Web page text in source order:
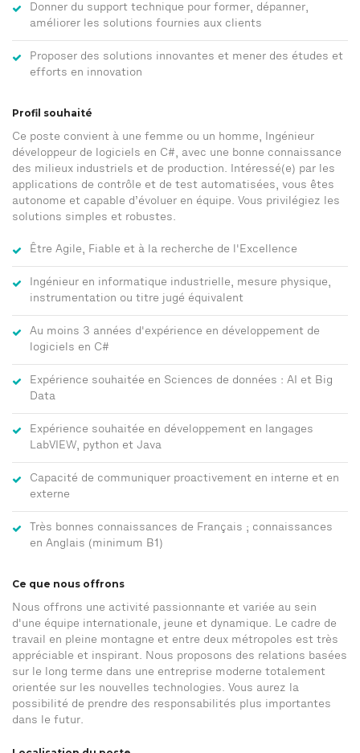
Donner du support technique pour former, dépanner,
améliorer les solutions fournies aux clients
Proposer des solutions innovantes et mener des études et
efforts en innovation
Profil souhaité
Ce poste convient à une femme ou un homme, Ingénieur
développeur de logiciels en C#, avec une bonne connaissance
des milieux industriels et de production. Intéressé(e) par les
applications de contrôle et de test automatisées, vous êtes
autonome et capable d’évoluer en équipe. Vous privilégiez les
solutions simples et robustes.
Être Agile, Fiable et à la recherche de l'Excellence
Ingénieur en informatique industrielle, mesure physique,
instrumentation ou titre jugé équivalent
Au moins 3 années d'expérience en développement de
logiciels en C#
Expérience souhaitée en Sciences de données : AI et Big
Data
Expérience souhaitée en développement en langages
LabVIEW, python et Java
Capacité de communiquer proactivement en interne et en
externe
Très bonnes connaissances de Français ; connaissances
en Anglais (minimum B1)
Ce que nous offrons
Nous offrons une activité passionnante et variée au sein
d'une équipe internationale, jeune et dynamique. Le cadre de
travail en pleine montagne et entre deux métropoles est très
appréciable et inspirant. Nous proposons des relations basées
sur le long terme dans une entreprise moderne totalement
orientée sur les nouvelles technologies. Vous aurez la
possibilité de prendre des responsabilités plus importantes
dans le futur.